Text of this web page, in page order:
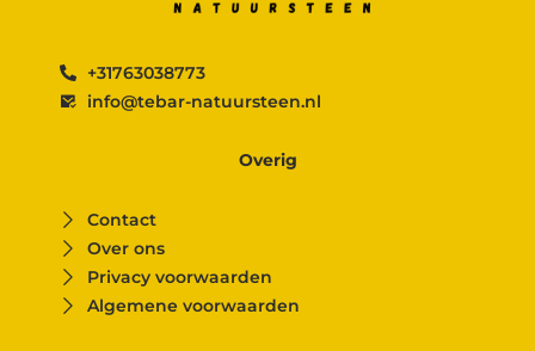
+31763038773
info@tebar-natuursteen.nl
Overig
Contact
Over ons
Privacy voorwaarden
Algemene voorwaarden